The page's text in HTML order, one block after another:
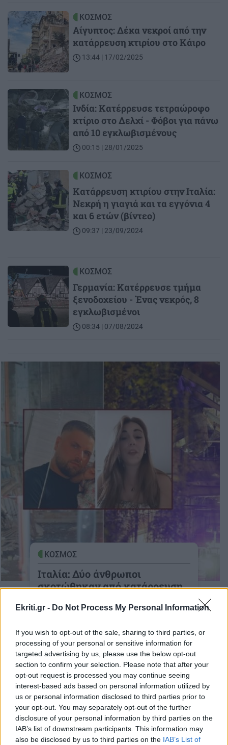
Ekriti.gr - Do Not Process My Personal Information
If you wish to opt-out of the sale, sharing to third parties, or
processing of your personal or sensitive information for
targeted advertising by us, please use the below opt-out
section to confirm your selection. Please note that after your
opt-out request is processed you may continue seeing
interest-based ads based on personal information utilized by
us or personal information disclosed to third parties prior to
your opt-out. You may separately opt-out of the further
disclosure of your personal information by third parties on the
IAB’s list of downstream participants. This information may
also be disclosed by us to third parties on the IAB’s List of
Image ΚΟΣΜΟΣ
Αίγυπτος: Δέκα νεκροί από την
κατάρρευση κτιρίου στο Κάιρο
13:44 | 17/02/2025
ΚΟΣΜΟΣ
Ινδία: Κατέρρευσε τετραώροφο
κτίριο στο Δελχί - Φόβοι για πάνω
από 10 εγκλωβισμένους
00:15 | 28/01/2025
Image ΚΟΣΜΟΣ
Κατάρρευση κτιρίου στην Ιταλία:
Νεκρή η γιαγιά και τα εγγόνια 4
και 6 ετών (βίντεο)
09:37 | 23/09/2024
Image ΚΟΣΜΟΣ
Γερμανία: Κατέρρευσε τμήμα
ξενοδοχείου - Ένας νεκρός, 8
εγκλωβισμένοι
08:34 | 07/08/2024
ΚΟΣΜΟΣ
Ιταλία: Δύο άνθρωποι
σκοτώθηκαν από κατάρρευση
(βίντεο)
πατέρας μιας κόρης δύο ετών, και
23-07-2024
ΚΟΣΜΟΣ
Κωνσταντινούπολη:
Κατέρρευσε 3οροφο κτίριο -